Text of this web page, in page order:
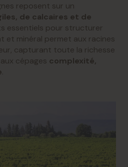
reposent sur un
de calcaires et de
essentiels pour structurer
et minéral permet aux racines
capturant toute la richesse
cépages complexité,
.